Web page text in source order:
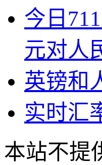
今日
元对人
英镑和
实时汇
本站不提